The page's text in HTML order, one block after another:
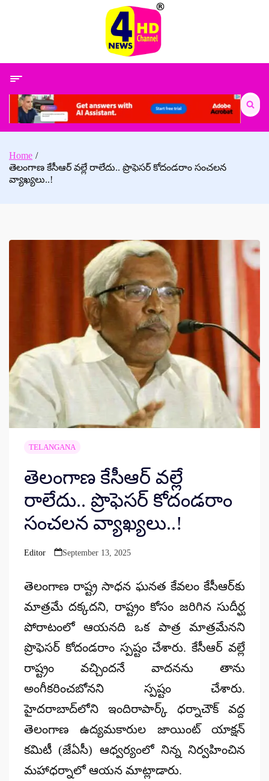
Search
for:
Home
తెలంగాణ కేసీఆర్ వల్లే రాలేదు.. ప్రొఫెసర్ కోదండరాం సంచలన
వ్యాఖ్యలు..!
TELANGANA
తెలంగాణ కేసీఆర్ వల్లే
రాలేదు.. ప్రొఫెసర్ కోదండరాం
సంచలన వ్యాఖ్యలు..!
Posted
Editor September 13, 2025
తెలంగాణ రాష్ట్ర సాధన ఘనత కేవలం కేసీఆర్‌కు
మాత్రమే దక్కదని, రాష్ట్రం కోసం జరిగిన సుదీర్ఘ
పోరాటంలో ఆయనది ఒక పాత్ర మాత్రమేనని
ప్రొఫెసర్ కోదండరాం స్పష్టం చేశారు. కేసీఆర్ వల్లే
రాష్ట్రం వచ్చిందనే వాదనను తాను
అంగీకరించబోనని స్పష్టం చేశారు.
హైదరాబాద్‌లోని ఇందిరాపార్క్ ధర్నాచౌక్‌ వద్ద
తెలంగాణ ఉద్యమకారుల జాయింట్ యాక్షన్
కమిటీ (జేఏసీ) ఆధ్వర్యంలో నిన్న నిర్వహించిన
మహాధర్నాలో ఆయన మాట్లాడారు.